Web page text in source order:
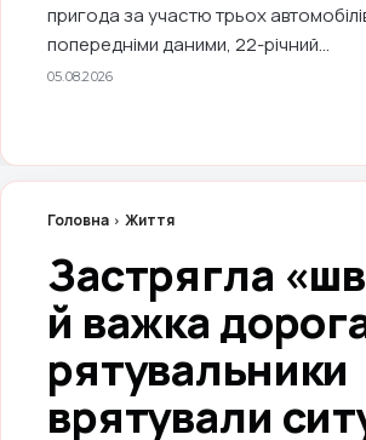
пригода за участю трьох
попередніми даними, 22-річний...
05.08.2026